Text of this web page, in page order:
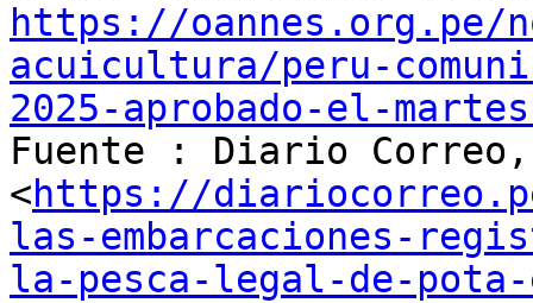
https://oannes.org.pe/
acuicultura/peru-
2025-aprobado-el-
Fuente : Diario
<https://
las-embarcaciones-
la-pesca-legal-de-